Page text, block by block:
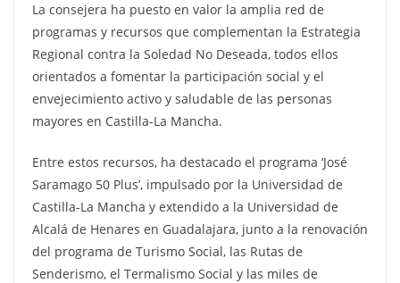
La consejera ha puesto en valor la amplia red de
programas y recursos que complementan la Estrategia
Regional contra la Soledad No Deseada, todos ellos
orientados a fomentar la participación social y el
envejecimiento activo y saludable de las personas
mayores en Castilla-La Mancha.
Entre estos recursos, ha destacado el programa ‘José
Saramago 50 Plus’, impulsado por la Universidad de
Castilla-La Mancha y extendido a la Universidad de
Alcalá de Henares en Guadalajara, junto a la renovación
del programa de Turismo Social, las Rutas de
Senderismo, el Termalismo Social y las miles de